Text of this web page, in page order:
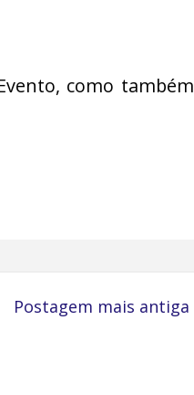
como também
Postagem mais antiga